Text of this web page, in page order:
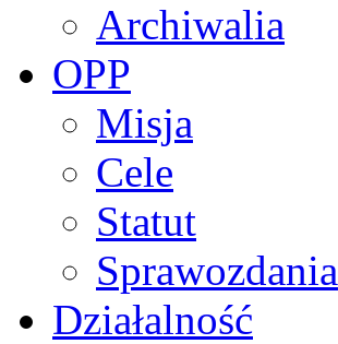
Archiwalia
OPP
Misja
Cele
Statut
Sprawozdania
Działalność